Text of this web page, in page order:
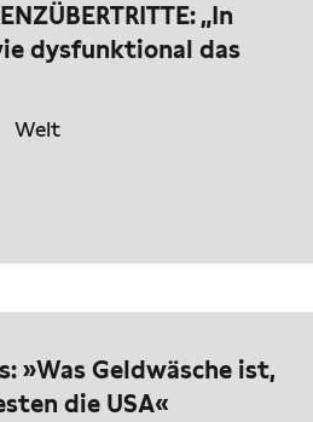
„In
dysfunktional das
Welt
»Was Geldwäsche ist,
die USA«